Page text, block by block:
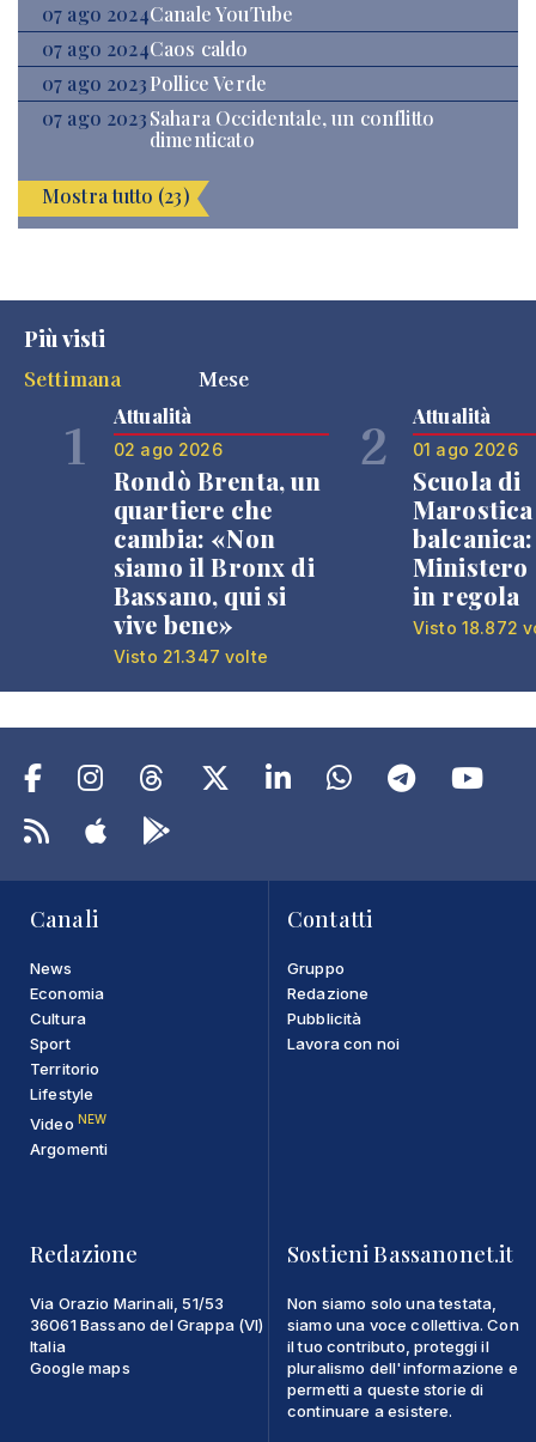
07 ago 2024Canale YouTube
07 ago 2024Caos caldo
07 ago 2023Pollice Verde
07 ago 2023Sahara Occidentale, un conflitto
dimenticato
Mostra tutto (23)
Più visti
Settimana
Mese
1 Attualità
02 ago 2026
Rondò Brenta, un
quartiere che
cambia: «Non
siamo il Bronx di
Bassano, qui si
vive bene»
Visto 21.347 volte
2 Attualità
01 ago 2026
Scuola di
Ministero
in regola
Visto 18.872
Canali
News
Economia
Cultura
Sport
Territorio
Lifestyle
Video NEW
Argomenti
Contatti
Gruppo
Redazione
Pubblicità
Lavora con noi
Redazione
Via Orazio Marinali, 51/53
36061 Bassano del Grappa (VI)
Italia
Google maps
Sostieni Bassanonet.it
Non siamo solo una testata,
siamo una voce collettiva. Con
il tuo contributo, proteggi il
pluralismo dell'informazione e
permetti a queste storie di
continuare a esistere.